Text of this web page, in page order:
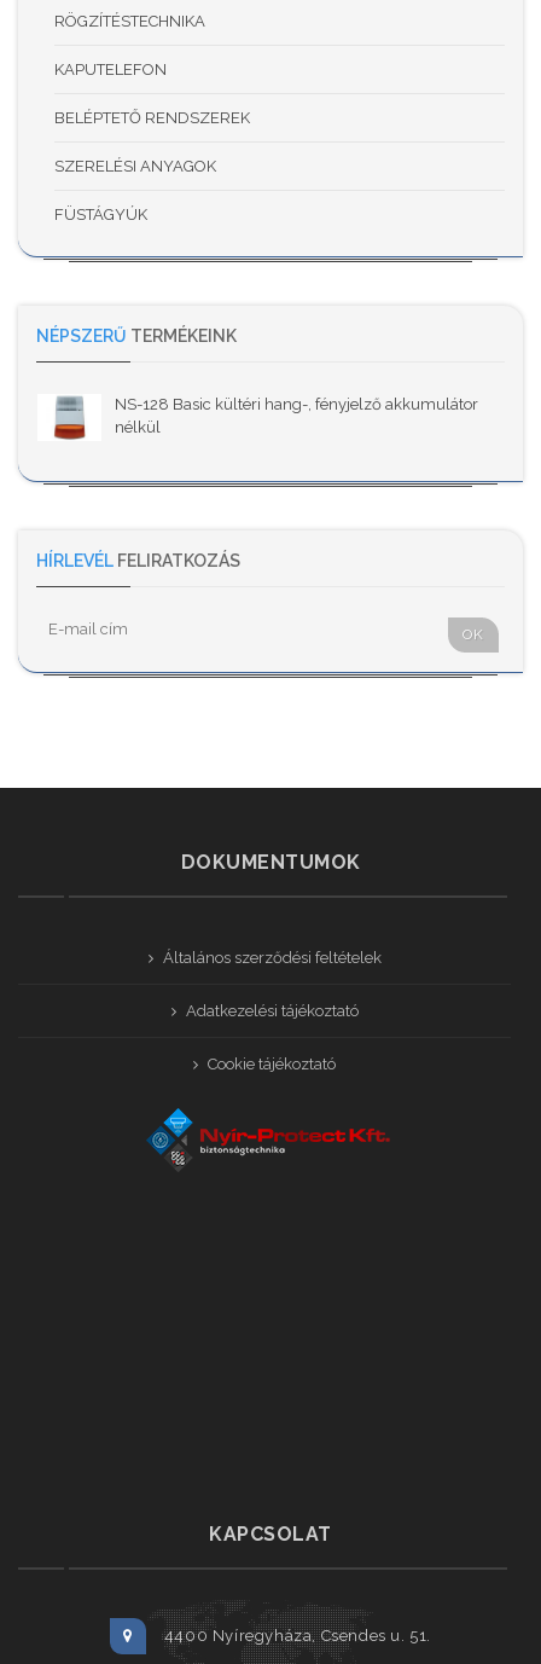
RÖGZÍTÉSTECHNIKA
KAPUTELEFON
BELÉPTETŐ RENDSZEREK
SZERELÉSI ANYAGOK
FÜSTÁGYÚK
NÉPSZERŰ TERMÉKEINK
NS-128 Basic kültéri hang-, fényjelző akkumulátor
nélkül
HÍRLEVÉL FELIRATKOZÁS
OK
DOKUMENTUMOK
Általános szerződési feltételek
Adatkezelési tájékoztató
Cookie tájékoztató
KAPCSOLAT
4400 Nyíregyháza, Csendes u. 51.